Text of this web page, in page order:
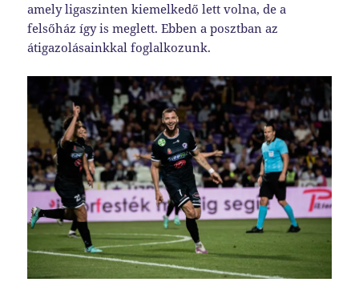
amely ligaszinten kiemelkedő lett volna, de a
felsőház így is meglett. Ebben a posztban az
átigazolásainkkal foglalkozunk.